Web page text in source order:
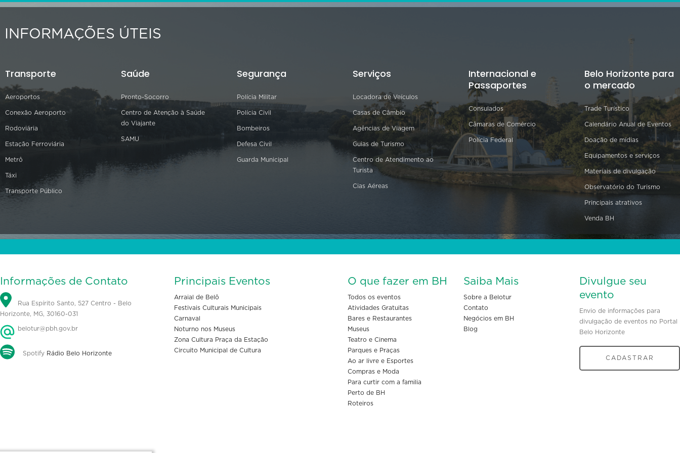
INFORMAÇÕES ÚTEIS
Transporte
Aeroportos
Conexão Aeroporto
Rodoviária
Estação Ferroviária
Metrô
Táxi
Transporte Público
Saúde
Pronto-Socorro
Centro de Atenção à Saúde
do Viajante
SAMU
Segurança
Polícia Militar
Polícia Civil
Bombeiros
Defesa Civil
Guarda Municipal
Serviços
Locadora de Veículos
Casas de Câmbio
Agências de Viagem
Guias de Turismo
Centro de Atendimento ao
Turista
Cias Aéreas
Internacional e
Passaportes
Consulados
Câmaras de Comércio
Polícia Federal
Belo Horizonte para
o mercado
Trade Turístico
Calendário Anual de Eventos
Doação de mídias
Equipamentos e serviços
Materiais de divulgação
Observatório do Turismo
Principais atrativos
Venda BH
Informações de Contato
Rua Espírito Santo, 527 Centro - Belo
Horizonte, MG, 30160-031
belotur@pbh.gov.br
Spotify Rádio Belo Horizonte
Principais Eventos
Arraial de Belô
Festivais Culturais Municipais
Carnaval
Noturno nos Museus
Zona Cultura Praça da Estação
Circuito Municipal de Cultura
O que fazer em BH
Todos os eventos
Atividades Gratuitas
Bares e Restaurantes
Museus
Teatro e Cinema
Parques e Praças
Ao ar livre e Esportes
Compras e Moda
Para curtir com a familia
Perto de BH
Roteiros
Saiba Mais
Sobre a Belotur
Contato
Negócios em BH
Blog
Divulgue seu
evento
Envio de informações para
divulgação de eventos no Portal
Belo Horizonte
CADASTRAR